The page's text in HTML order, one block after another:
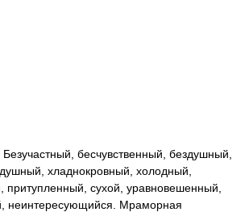
бесчувственный, бездушный,
хладнокровный, холодный,
притупленный, сухой, уравновешенный,
неинтересующийся. Мраморная